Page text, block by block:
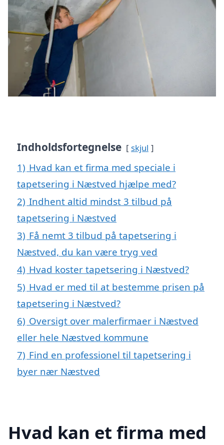
Indholdsfortegnelse skjul
1) Hvad kan et firma med speciale i
tapetsering i Næstved hjælpe med?
2) Indhent altid mindst 3 tilbud på
tapetsering i Næstved
3) Få nemt 3 tilbud på tapetsering i
Næstved, du kan være tryg ved
4) Hvad koster tapetsering i Næstved?
5) Hvad er med til at bestemme prisen på
tapetsering i Næstved?
6) Oversigt over malerfirmaer i Næstved
eller hele Næstved kommune
7) Find en professionel til tapetsering i
byer nær Næstved
Hvad kan et firma med